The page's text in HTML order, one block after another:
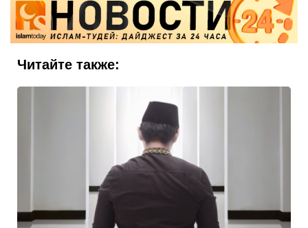
Читайте также: